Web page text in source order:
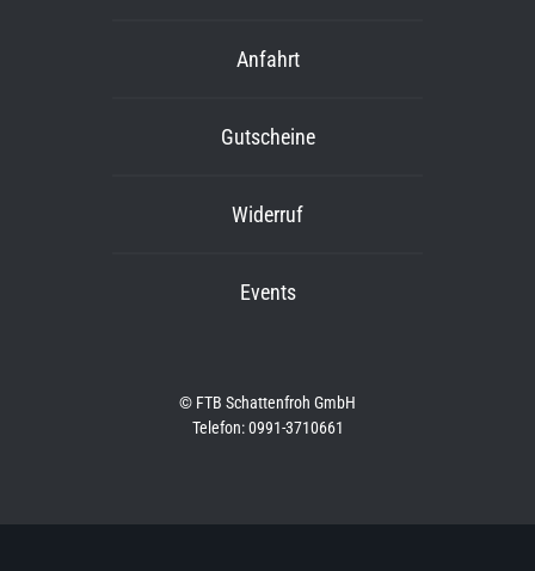
Anfahrt
Gutscheine
Widerruf
Events
© FTB Schattenfroh GmbH
Telefon: 0991-3710661